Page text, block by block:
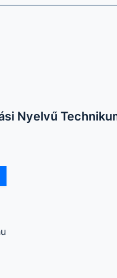
Nyelvű